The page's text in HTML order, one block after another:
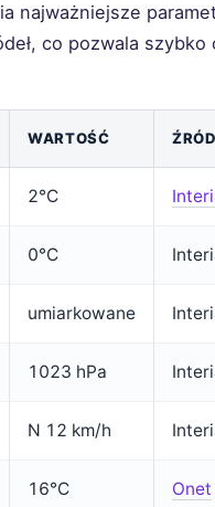
najważniejsze
co pozwala
WARTOŚĆ
2°C
0°C
umiarkowane
1023 hPa
N 12 km/h
16°C Onet